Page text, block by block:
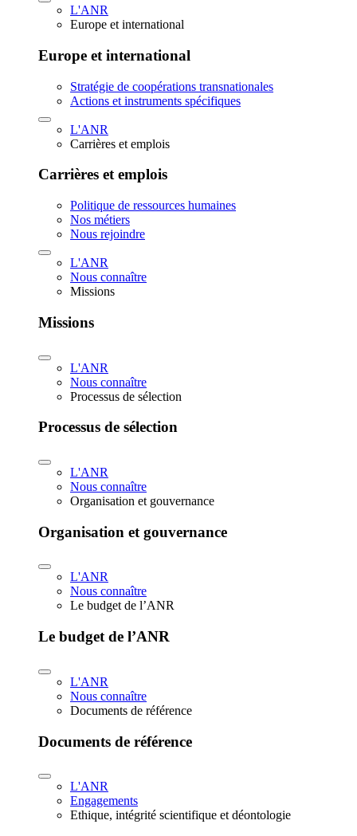
L'ANR
Europe et international
Europe et international
Stratégie de coopérations transnationales
Actions et instruments spécifiques
L'ANR
Carrières et emplois
Carrières et emplois
Politique de ressources humaines
Nos métiers
Nous rejoindre
L'ANR
Nous connaître
Missions
Missions
L'ANR
Nous connaître
Processus de sélection
Processus de sélection
L'ANR
Nous connaître
Organisation et gouvernance
Organisation et gouvernance
L'ANR
Nous connaître
Le budget de l’ANR
Le budget de l’ANR
L'ANR
Nous connaître
Documents de référence
Documents de référence
L'ANR
Engagements
Ethique, intégrité scientifique et déontologie